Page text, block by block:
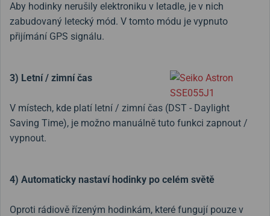
Aby hodinky nerušily elektroniku v letadle, je v nich
zabudovaný letecký mód. V tomto módu je vypnuto
přijímání GPS signálu.
3) Letní / zimní čas
V místech, kde platí letní / zimní čas (DST - Daylight
Saving Time), je možno manuálně tuto funkci zapnout /
vypnout.
4) Automaticky nastaví hodinky po celém světě
Oproti rádiově řízeným hodinkám, které fungují pouze v